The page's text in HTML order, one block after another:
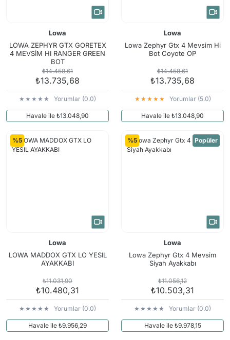
Lowa
LOWA ZEPHYR GTX GORETEX
4 MEVSİM HI RANGER GREEN
BOT
₺14.458,61
₺13.735,68
Yorumlar (0.0)
Havale ile ₺13.048,90
Lowa
Lowa Zephyr Gtx 4 Mevsim Hi
Bot Coyote OP
₺14.458,61
₺13.735,68
Yorumlar (5.0)
Havale ile ₺13.048,90
%5
Lowa
LOWA MADDOX GTX LO YESIL
AYAKKABI
₺11.031,90
₺10.480,31
Yorumlar (0.0)
Havale ile ₺9.956,29
%5 Popüler
Lowa
Lowa Zephyr Gtx 4 Mevsim
Siyah Ayakkabı
₺11.056,12
₺10.503,31
Yorumlar (0.0)
Havale ile ₺9.978,15